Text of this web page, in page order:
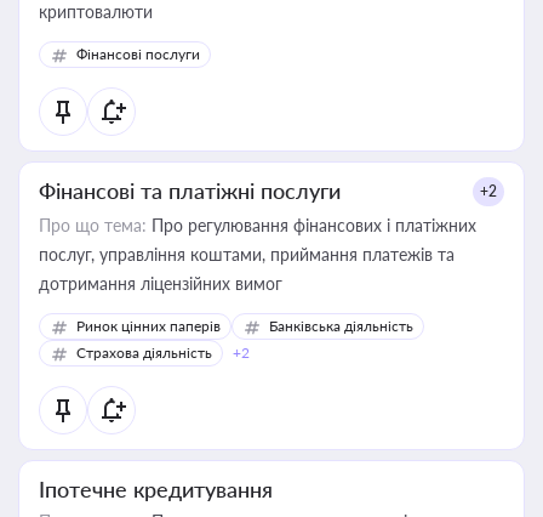
криптовалюти
Фінансові послуги
Фінансові та платіжні послуги +2
Про що тема: Про регулювання фінансових і платіжних
послуг, управління коштами, приймання платежів та
дотримання ліцензійних вимог
Ринок цінних паперів
Банківська діяльність
Страхова діяльність
+2
Іпотечне кредитування